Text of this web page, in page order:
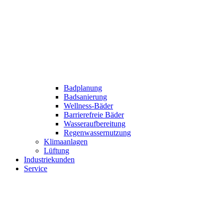
Badplanung
Badsanierung
Wellness-Bäder
Barrierefreie Bäder
Wasseraufbereitung
Regenwassernutzung
Klimaanlagen
Lüftung
Industriekunden
Service